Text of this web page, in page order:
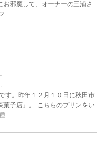
邪魔して、オーナーの三浦さ
...
す。昨年１２月１０日に秋田市
菓子店」。 こちらのプリンをい
...